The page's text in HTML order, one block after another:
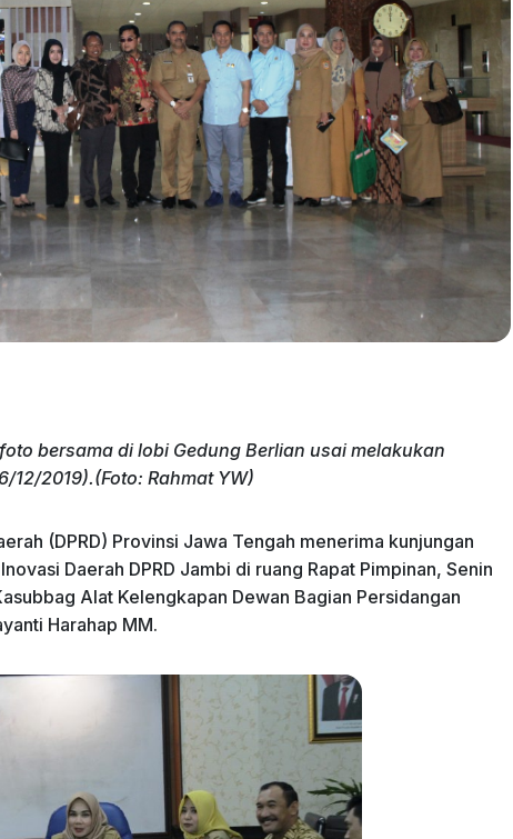
bersama di lobi Gedung Berlian usai melakukan
12/2019).(Foto: Rahmat YW)
(DPRD) Provinsi Jawa Tengah menerima kunjungan
Daerah DPRD Jambi di ruang Rapat Pimpinan, Senin
Alat Kelengkapan Dewan Bagian Persidangan
Harahap MM.